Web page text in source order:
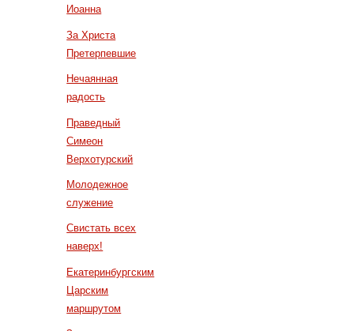
Иоанна
За Христа
Претерпевшие
Нечаянная
радость
Праведный
Симеон
Верхотурский
Молодежное
служение
Свистать всех
наверх!
Екатеринбургским
Царским
маршрутом